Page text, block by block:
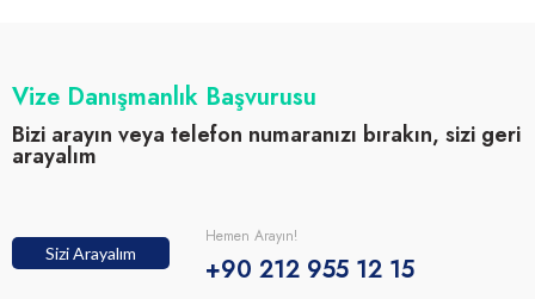
Vize Danışmanlık Başvurusu
Bizi arayın veya telefon numaranızı bırakın, sizi geri
arayalım
Sizi Arayalım
Hemen Arayın!
+90 212 955 12 15